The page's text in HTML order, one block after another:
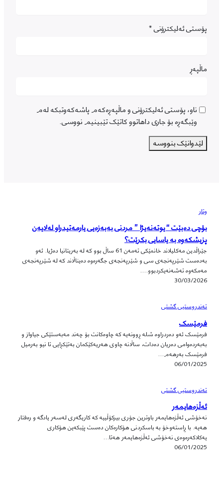
پۆستی ئەلیکترۆنی*
ماڵپه‌ڕ
ناو، پۆستی ئەلیکترۆنی و ماڵپەڕەکەم پاشەکەوتبکە لەم
وێبگەڕە بۆ جاری داهاتوو کاتێک تێبینیم نووسی.
وتار
بۆچی دەبێت “یوتەنەیژا ” مردنی بەبەزەیی یارمەتیدراو لەلایەن
پزیشکەوە بە یاسایی بکرێت؟
جێراڵدین مەکلیلاند خانمێکی تەمەن 61 ساڵ بوو کە لە بەریتانیا دەژیا. ئەو
بەدەست شێرپەنجەی سی و شێرپەنجەی جگەرەوە دەیناڵاند کە لە شێرپەنجەی
مەمکەوە تەشەنەیکردبوو.…
30/03/2026
تەندروستیی گشتی
فرمێسک
فرمێسک ئەو دەردراوە شلە ڕوونەیە کە چاوەکانت بۆ چەند مەبەستێکی جیاواز و
بەبەردەوامی دەریان دەدات، ساڵانە چاوی هەریەکێکمان بەتێکڕایی تا نیو بەرمیل
فرمێسک بەرهەم…
06/01/2025
تەندروستیی گشتی
ئەڵزەهایمەر
نەخۆشی ئەڵزەهایمەر باوترین جۆری بیرکۆڵییە کە کاریگەری لەسەر یادگە و رەفتار
هەیە. با ڕاستەوخۆ بە باسکردنی هۆکارەکان دەست پێبکەین هۆکاری
یەکلاکەرەوەی نەخۆشی ئەڵزەهایمەر هەتا…
06/01/2025